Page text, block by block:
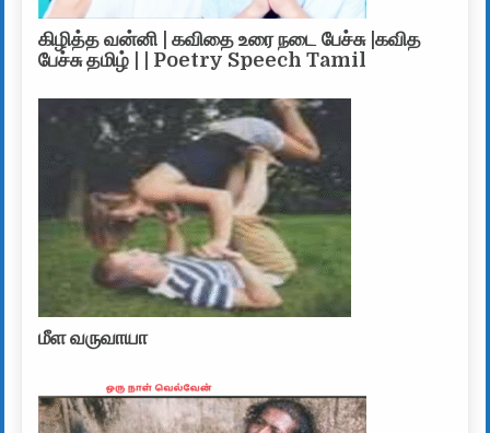
கிழித்த வன்னி | கவிதை உரை நடை பேச்சு |கவித
பேச்சு தமிழ் | | Poetry Speech Tamil
மீள வருவாயா